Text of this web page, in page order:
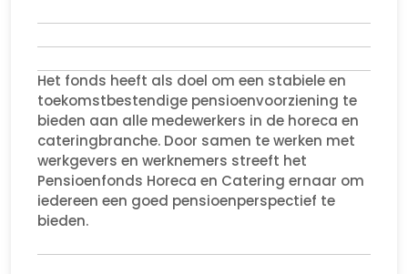
Het fonds heeft als doel om een stabiele en
toekomstbestendige pensioenvoorziening te
bieden aan alle medewerkers in de horeca en
cateringbranche. Door samen te werken met
werkgevers en werknemers streeft het
Pensioenfonds Horeca en Catering ernaar om
iedereen een goed pensioenperspectief te
bieden.